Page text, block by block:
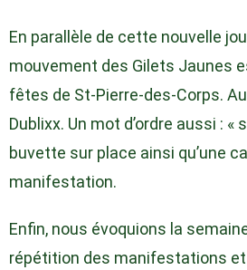
En parallèle de cette nouvelle
mouvement des Gilets Jaunes
fêtes de St-Pierre-des-Corps.
Dublixx. Un mot d’ordre aussi :
buvette sur place ainsi qu’une
manifestation.
Enfin, nous évoquions la
répétition des manifestations et